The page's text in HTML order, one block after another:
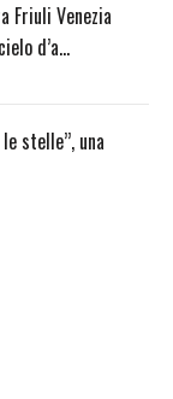
Friuli Venezia
d’a…
stelle”, una